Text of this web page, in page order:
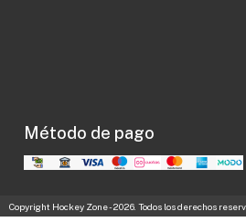
Método de pago
Copyright Hockey Zone - 2026. Todos los derechos